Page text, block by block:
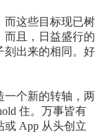
而这些目标现已树
而且，日益盛行的
刻出来的相同。好
一个新的转轴，两
住。万事皆有
App 从头创立